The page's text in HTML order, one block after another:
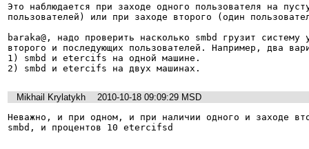
Это наблюдается при заходе одного пользователя на
пользователей) или при заходе второго (один
baraka@, надо проверить насколько smbd грузит
второго и последующих пользователей. Например, два
1) smbd и etercifs на одной машине.
2) smbd и etercifs на двух машинах.
Mikhail Krylatykh
2010-10-18 09:09:29 MSD
Неважно, и при одном, и при наличии одного и заходе
smbd, и процентов 10 etercifsd